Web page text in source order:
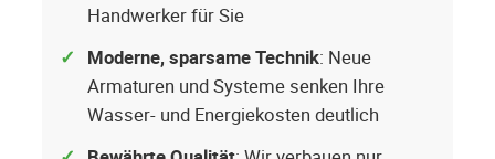
Handwerker für Sie
Moderne, sparsame Technik: Neue
Armaturen und Systeme senken Ihre
Wasser- und Energiekosten deutlich